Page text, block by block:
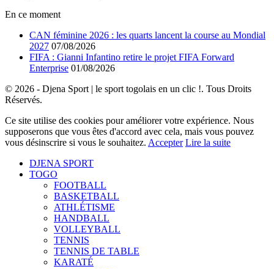
En ce moment
CAN féminine 2026 : les quarts lancent la course au Mondial
2027 07/08/2026
FIFA : Gianni Infantino retire le projet FIFA Forward
Enterprise 01/08/2026
© 2026 - Djena Sport | le sport togolais en un clic !. Tous Droits
Réservés.
Ce site utilise des cookies pour améliorer votre expérience. Nous
supposerons que vous êtes d'accord avec cela, mais vous pouvez
vous désinscrire si vous le souhaitez. Accepter Lire la suite
DJENA SPORT
TOGO
FOOTBALL
BASKETBALL
ATHLÉTISME
HANDBALL
VOLLEYBALL
TENNIS
TENNIS DE TABLE
KARATÉ